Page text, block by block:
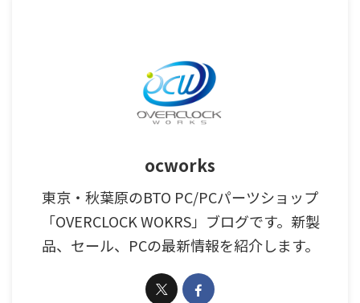
ocworks
東京・秋葉原のBTO PC/PCパーツショップ
「OVERCLOCK WOKRS」ブログです。新製
品、セール、PCの最新情報を紹介します。